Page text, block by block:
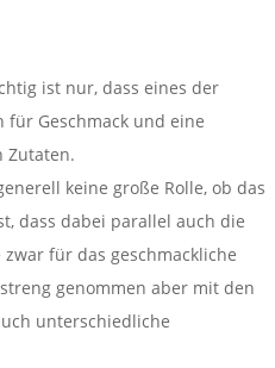
ist nur, dass eines der
für Geschmack und eine
Zutaten.
keine große Rolle, ob das
dass dabei parallel auch die
für das geschmackliche
genommen aber mit den
unterschiedliche